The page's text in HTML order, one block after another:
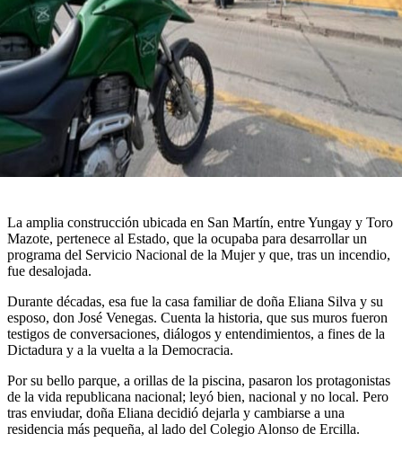
La amplia construcción ubicada en San Martín, entre Yungay y Toro
Mazote, pertenece al Estado, que la ocupaba para desarrollar un
programa del Servicio Nacional de la Mujer y que, tras un incendio,
fue desalojada.
Durante décadas, esa fue la casa familiar de doña Eliana Silva y su
esposo, don José Venegas. Cuenta la historia, que sus muros fueron
testigos de conversaciones, diálogos y entendimientos, a fines de la
Dictadura y a la vuelta a la Democracia.
Por su bello parque, a orillas de la piscina, pasaron los protagonistas
de la vida republicana nacional; leyó bien, nacional y no local. Pero
tras enviudar, doña Eliana decidió dejarla y cambiarse a una
residencia más pequeña, al lado del Colegio Alonso de Ercilla.